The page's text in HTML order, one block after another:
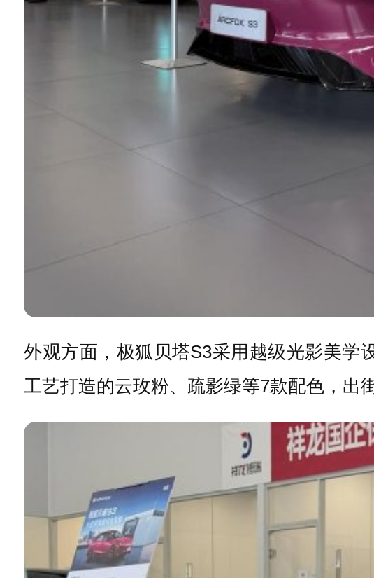
外观方面，极狐贝塔S3采用越级光影美学
工艺打造的云玫粉、疏影绿等7款配色，出